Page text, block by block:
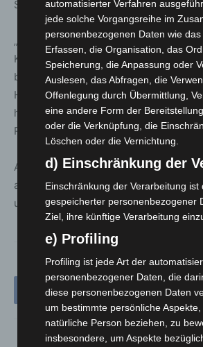
Straßenbeläge.
„Unabhängig von all dem bleiben
Klimaschutzmaßnahmen und das Ziel
bis 2035 wichtige Handlungsfelder
Hannover, um den Klimawandel noch
halten“, betont Wirtschafts- und
Ritschel.
Ausführliche Infos zur
aktuelle Hitzeschutzinformationen
unter
www.hannover.de/hitze.
automatisierter Verfahren
jede solche Vorgangsreihe im
personenbezogenen Daten wie
Erfassen, die Organisation, das
Speicherung, die Anpassung oder
Auslesen, das Abfragen, die
Offenlegung durch Übermittlung,
eine andere Form der
oder die Verknüpfung, die
Löschen oder die Vernichtung.
d) Einschränkung der
Einschränkung der Verarbeitung ist
gespeicherter personenbezogener
Ziel, ihre künftige Verarbeitung
e) Profiling
Profiling ist jede Art der
personenbezogener Daten, die
diese personenbezogenen Daten
um bestimmte persönliche
natürliche Person beziehen, zu
insbesondere, um Aspekte